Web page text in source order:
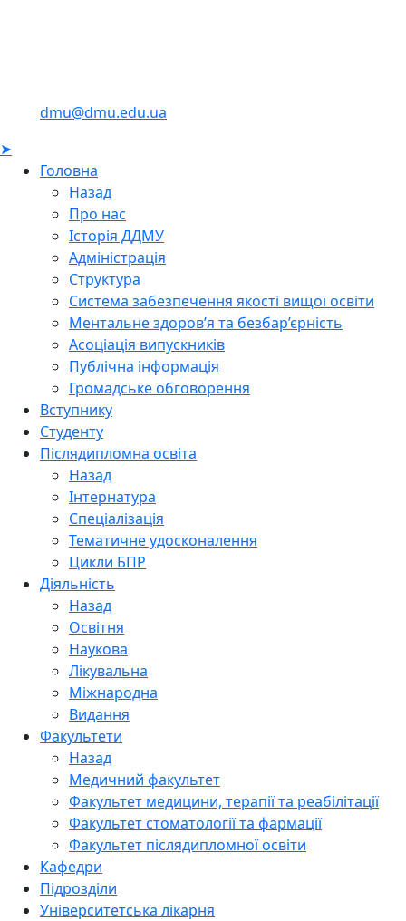
dmu@dmu.edu.ua
➤
Головна
Назад
Про нас
Історія ДДМУ
Адміністрація
Структура
Система забезпечення якості вищої освіти
Ментальне здоров’я та безбар’єрність
Асоціація випускників
Публічна інформація
Громадське обговорення
Вступнику
Студенту
Післядипломна освіта
Назад
Інтернатура
Спеціалізація
Тематичне удосконалення
Цикли БПР
Діяльність
Назад
Освітня
Наукова
Лікувальна
Міжнародна
Видання
Факультети
Назад
Медичний факультет
Факультет медицини, терапії та реабілітації
Факультет стоматології та фармації
Факультет післядипломної освіти
Кафедри
Підрозділи
Університетська лікарня